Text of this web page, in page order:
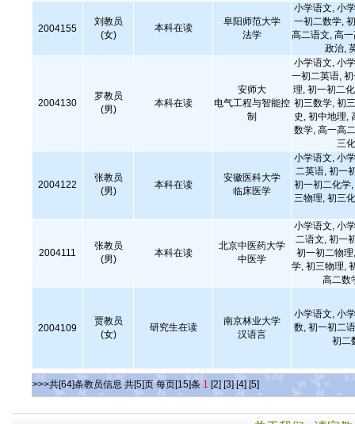
2004155
刘教员
(女)
本科在读
阜阳师范大学
法学
小学语文, 小
一初二数学,
高二语文, 高
政治,
2004130
罗教员
(男)
本科在读
安师大
电气工程与智能控
制
小学语文, 小
一初二英语,
理, 初一初二
初三数学, 初
史, 初中地理,
数学, 高一高
三
2004122
张教员
(男)
本科在读
安徽医科大学
临床医学
小学语文, 小
二英语, 初一
初一初二化学
三物理, 初三
2004111
张教员
(男)
本科在读
北京中医药大学
中医学
小学语文, 小
二语文, 初一
初一初二物
学, 初三物理,
高二数
2004109
贾教员
(女)
研究生在读
南京林业大学
汉语言
小学语文, 小
数, 初一初二
初二
>>>共[64]条教员信息 共[5]页 每页[15]条 1 [2] [3] [4] [5]